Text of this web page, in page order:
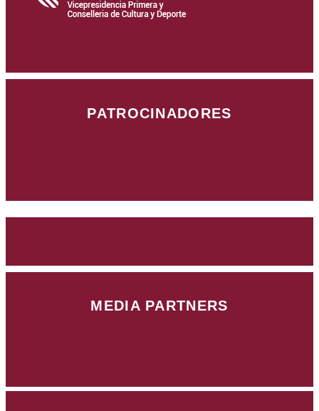
PATROCINADORES
MEDIA PARTNERS